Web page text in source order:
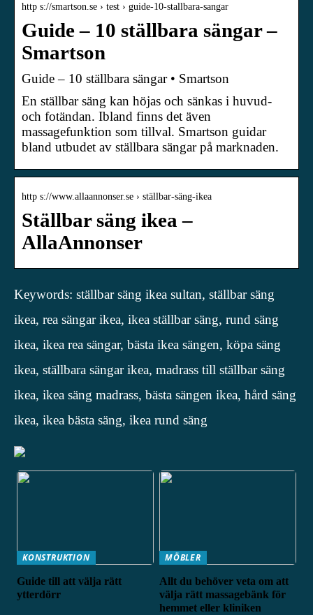
http s://smartson.se › test › guide-10-stallbara-sangar
Guide – 10 ställbara sängar –
Smartson
Guide – 10 ställbara sängar • Smartson
En ställbar säng kan höjas och sänkas i huvud-
och fotändan. Ibland finns det även
massagefunktion som tillval. Smartson guidar
bland utbudet av ställbara sängar på marknaden.
http s://www.allaannonser.se › ställbar-säng-ikea
Ställbar säng ikea –
AllaAnnonser
Keywords: ställbar säng ikea sultan, ställbar säng
ikea, rea sängar ikea, ikea ställbar säng, rund säng
ikea, ikea rea sängar, bästa ikea sängen, köpa säng
ikea, ställbara sängar ikea, madrass till ställbar säng
ikea, ikea säng madrass, bästa sängen ikea, hård säng
ikea, ikea bästa säng, ikea rund säng
KONSTRUKTION
Guide till att välja rätt
ytterdörr
MÖBLER
Allt du behöver veta om att
välja rätt massagebänk för
hemmet eller kliniken